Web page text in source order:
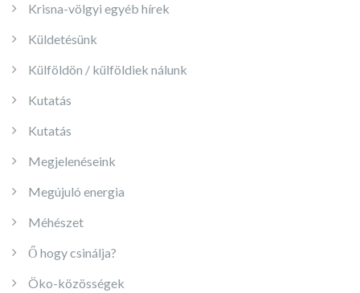
Krisna-völgyi egyéb hírek
Küldetésünk
Külföldön / külföldiek nálunk
Kutatás
Kutatás
Megjelenéseink
Megújuló energia
Méhészet
Ő hogy csinálja?
Öko-közösségek